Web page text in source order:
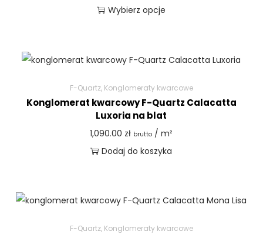
Wybierz opcje
F-Quartz, Konglomeraty kwarcowe
Konglomerat kwarcowy F-Quartz Calacatta
Luxoria na blat
1,090.00 zł brutto / m²
Dodaj do koszyka
F-Quartz, Konglomeraty kwarcowe